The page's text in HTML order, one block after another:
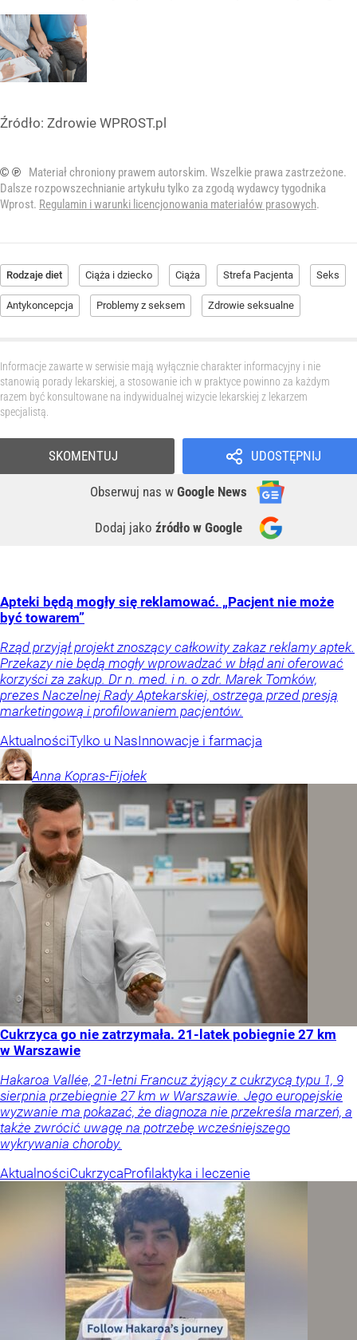
Źródło: Zdrowie WPROST.pl
© ℗
Materiał chroniony prawem autorskim. Wszelkie prawa zastrzeżone.
Dalsze rozpowszechnianie artykułu tylko za zgodą wydawcy tygodnika
Wprost. Regulamin i warunki licencjonowania materiałów prasowych.
Rodzaje diet Ciąża i dziecko Ciąża Strefa Pacjenta Seks
Antykoncepcja Problemy z seksem Zdrowie seksualne
Informacje zawarte w serwisie mają wyłącznie charakter informacyjny i nie
stanowią porady lekarskiej, a stosowanie ich w praktyce powinno za każdym
razem być konsultowane na indywidualnej wizycie lekarskiej z lekarzem
specjalistą.
UDOSTĘPNIJ
Obserwuj nas w Google News
Dodaj jako źródło w Google
SKOMENTUJ
Apteki będą mogły się reklamować. „Pacjent nie może
być towarem”
Rząd przyjął projekt znoszący całkowity zakaz reklamy aptek.
Przekazy nie będą mogły wprowadzać w błąd ani oferować
korzyści za zakup. Dr n. med. i n. o zdr. Marek Tomków,
prezes Naczelnej Rady Aptekarskiej, ostrzega przed presją
marketingową i profilowaniem pacjentów.
AktualnościTylko u NasInnowacje i farmacja
Anna Kopras-Fijołek
Cukrzyca go nie zatrzymała. 21-latek pobiegnie 27 km
w Warszawie
Hakaroa Vallée, 21-letni Francuz żyjący z cukrzycą typu 1, 9
sierpnia przebiegnie 27 km w Warszawie. Jego europejskie
wyzwanie ma pokazać, że diagnoza nie przekreśla marzeń, a
także zwrócić uwagę na potrzebę wcześniejszego
wykrywania choroby.
AktualnościCukrzycaProfilaktyka i leczenie